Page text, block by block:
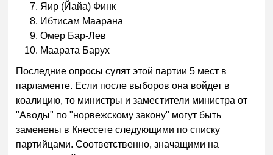
Яир (Йайа) Финк
Ибтисам Маарана
Омер Бар-Лев
Маарата Барух
Последние опросы сулят этой партии 5 мест в
парламенте. Если после выборов она войдет в
коалицию, то министры и заместители министра от
"Аводы" по "норвежскому закону" могут быть
заменены в Кнессете следующими по списку
партийцами. Соответственно, значащими на